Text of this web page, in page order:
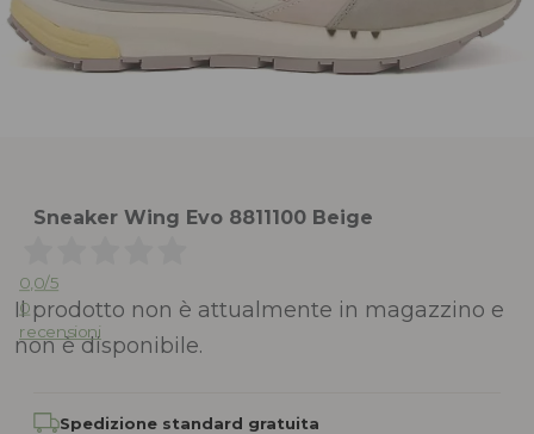
Sneaker Wing Evo 8811100 Beige
0,0/5
0
recensioni
Il prodotto non è attualmente in magazzino e
non è disponibile.
Spedizione standard gratuita